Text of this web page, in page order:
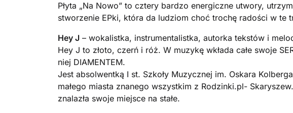
Płyta „Na Nowo” to cztery bardzo energiczne utwory,
stworzenie EPki, która da ludziom choć trochę radości w te
Hey J – wokalistka, instrumentalistka, autorka tekstów i
Hey J to złoto, czerń i róż. W muzykę wkłada całe swoje
niej DIAMENTEM.
Jest absolwentką I st. Szkoły Muzycznej im. Oskara
małego miasta znanego wszystkim z Rodzinki.pl-
znalazła swoje miejsce na stałe.